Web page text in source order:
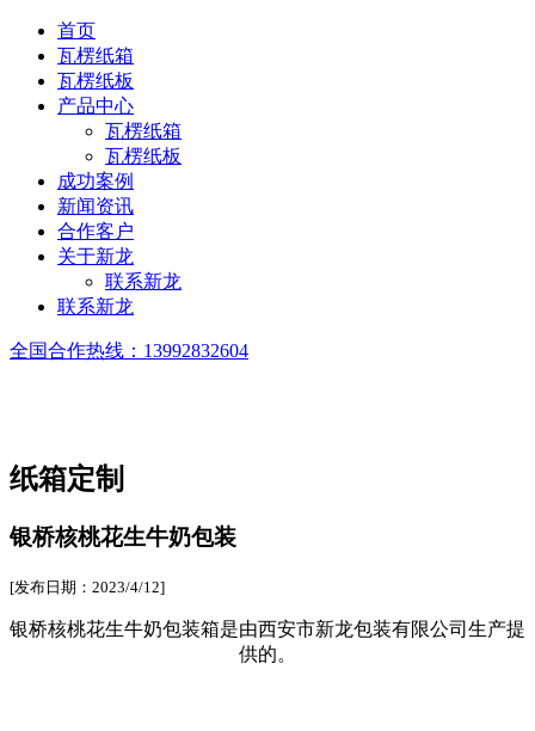
首页
瓦楞纸箱
瓦楞纸板
产品中心
瓦楞纸箱
瓦楞纸板
成功案例
新闻资讯
合作客户
关于新龙
联系新龙
联系新龙
全国合作热线： 13992832604
纸箱定制
银桥核桃花生牛奶包装
[发布日期：2023/4/12]
银桥核桃花生牛奶包装箱是由西安市新龙包装有限公司生产提
供的。